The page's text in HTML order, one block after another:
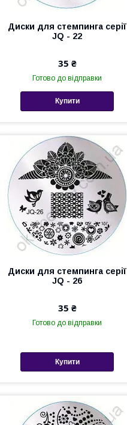
Диски для стемпинга серії
JQ - 22
35 ₴
Готово до відправки
Купити
Диски для стемпинга серії
JQ - 26
35 ₴
Готово до відправки
Купити